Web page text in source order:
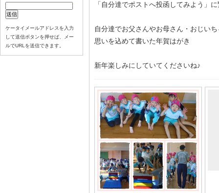
「自分達でポストへ投函してみよう」
自分達でお父さんやお母さん・おじい
思いを込めて書いた年賀はがき
新年楽しみにしていてくださいね♪
ケータイメールアドレスを入力
して送信ボタンを押せば、メー
ルでURLを送信できます。